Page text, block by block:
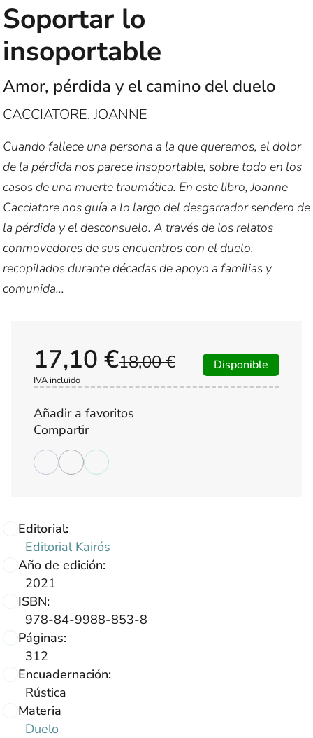
Soportar lo
insoportable
Amor, pérdida y el camino del duelo
CACCIATORE, JOANNE
Cuando fallece una persona a la que queremos, el dolor
de la pérdida nos parece insoportable, sobre todo en los
casos de una muerte traumática. En este libro, Joanne
Cacciatore nos guía a lo largo del desgarrador sendero de
la pérdida y el desconsuelo. A través de los relatos
conmovedores de sus encuentros con el duelo,
recopilados durante décadas de apoyo a familias y
comunida...
Editorial:
Editorial Kairós
Año de edición:
2021
ISBN:
978-84-9988-853-8
Páginas:
312
Encuadernación:
Rústica
Materia
Duelo
18,00 €
17,10 €
IVA incluido
Disponible
Añadir a favoritos
Compartir